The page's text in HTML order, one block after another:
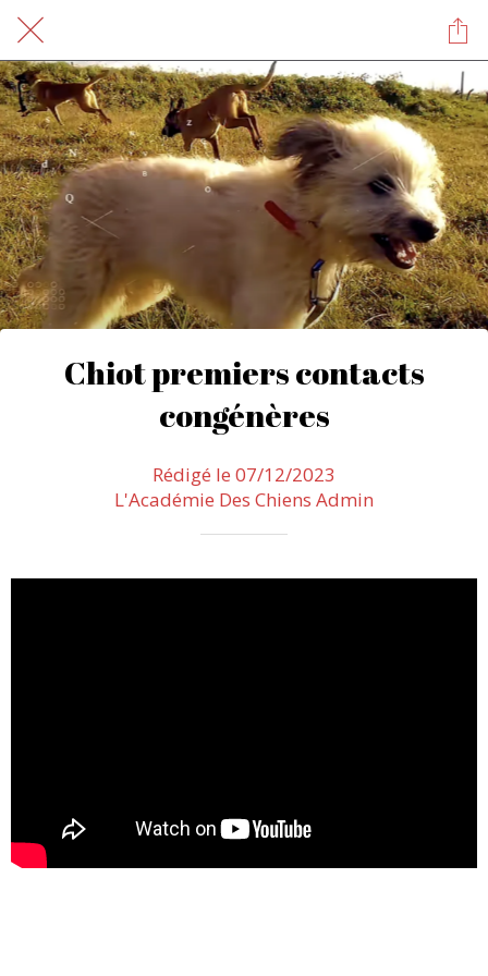
Chiot premiers contacts
congénères
Rédigé le 07/12/2023
L'Académie Des Chiens Admin